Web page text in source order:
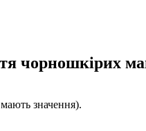
чорношкірих
значення).